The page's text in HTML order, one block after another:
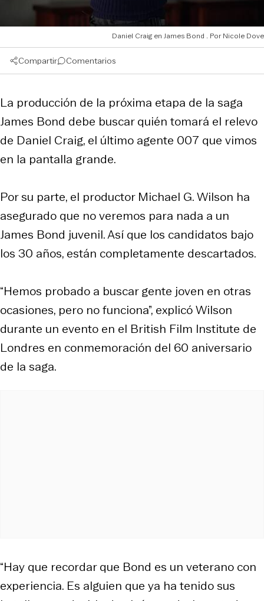
Daniel Craig en James Bond Nicole Dove
Compartir Comentarios
La producción de la próxima etapa de la saga
James Bond debe buscar quién tomará el relevo
de Daniel Craig, el último agente 007 que vimos
en la pantalla grande.
Por su parte, el productor Michael G. Wilson ha
asegurado que no veremos para nada a un
James Bond juvenil. Así que los candidatos bajo
los 30 años, están completamente descartados.
“Hemos probado a buscar gente joven en otras
ocasiones, pero no funciona”, explicó Wilson
durante un evento en el British Film Institute de
Londres en conmemoración del 60 aniversario
de la saga.
“Hay que recordar que Bond es un veterano con
experiencia. Es alguien que ya ha tenido sus